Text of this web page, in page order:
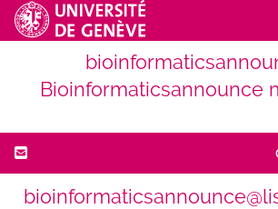
Bioinformaticsannounce